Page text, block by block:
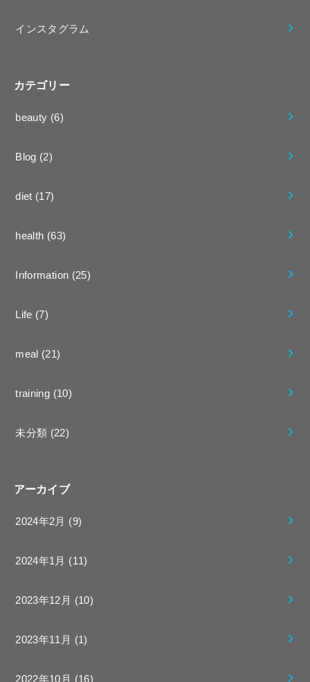
インスタグラム
カテゴリー
beauty (6)
Blog (2)
diet (17)
health (63)
Information (25)
Life (7)
meal (21)
training (10)
未分類 (22)
アーカイブ
2024年2月 (9)
2024年1月 (11)
2023年12月 (10)
2023年11月 (1)
2022年10月 (16)